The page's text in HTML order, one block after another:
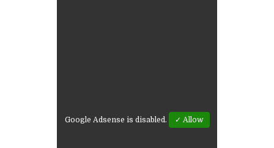
Google Adsense is disabled. ✓ Allow